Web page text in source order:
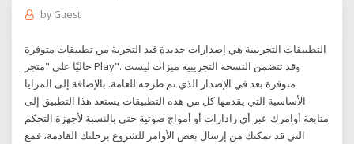
by Guest
التطبيقات التجريبية هي إصدارات جديدة قيد التجربة من تطبيقات متوفرة
حاليًا على "متجر Play". وقد تتضمن النسخة التجريبية ميزات ليست
متوفرة بعد في الإصدار الذي تم طرحه للعامة. بالإضافة إلى المزايا
الأساسية التي يقدمها كل من هذه التطبيقات يستعد هذا التطبيق إلى
متابعة أوامرك عبر أي رادارات أو أمواج صوتية حتى بالنسبة لأجهزة التحكم
التي قد تمكنك من إرسال بعض الأوامر للشروع برحلتك القادمة، فمع